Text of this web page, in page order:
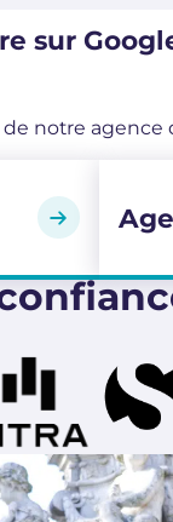
sur
de notre